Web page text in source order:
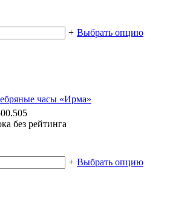
+ Выбрать опцию
часы «Ирма»
без рейтинга
+ Выбрать опцию